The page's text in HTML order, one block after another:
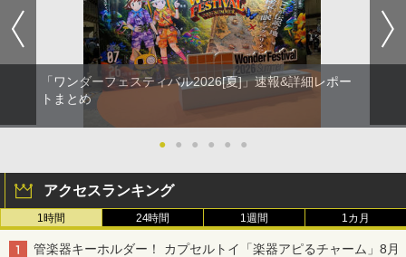
「ワンダーフェスティバル2026[夏]」速報&詳細レポー
トまとめ
● ● ● ● ● ●
アクセスランキング
1時間 24時間 1週間 1カ月
管楽器キーホルダー！ カプセルトイ「楽器アピるチャーム」8月